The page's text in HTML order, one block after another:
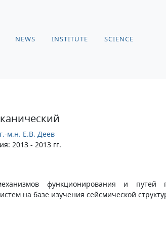
NEWS INSTITUTE SCIENCE
м.н. Е.В. Деев
2013 - 2013 гг.
функционирования и путей
на базе изучения сейсмической